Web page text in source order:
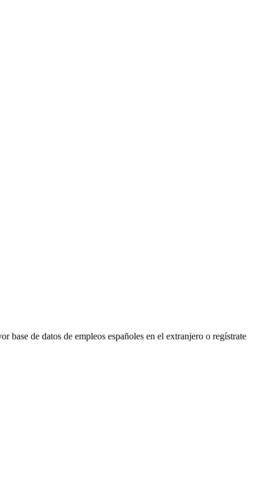
de datos de empleos españoles en el extranjero o regístrate